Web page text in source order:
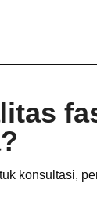
konsultasi,